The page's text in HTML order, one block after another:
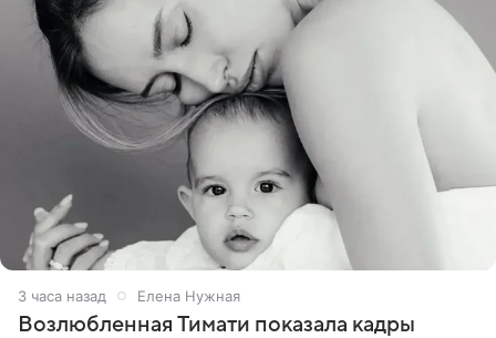
3 часа назад Елена Нужная
Возлюбленная Тимати показала кадры